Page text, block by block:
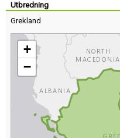
Utbredning
Grekland
+
−